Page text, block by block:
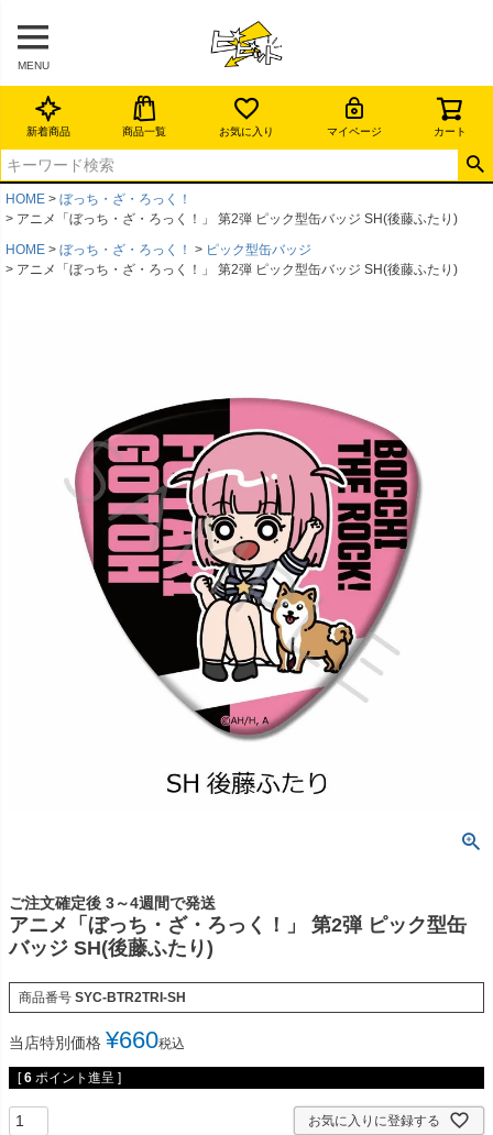
MENU
新着商品 商品一覧 お気に入り マイページ カート
HOME
ぼっち・ざ・ろっく！
アニメ「ぼっち・ざ・ろっく！」 第2弾 ピック型缶バッジ SH(後藤ふたり)
HOME
ぼっち・ざ・ろっく！
ピック型缶バッジ
アニメ「ぼっち・ざ・ろっく！」 第2弾 ピック型缶バッジ SH(後藤ふたり)
ご注文確定後 3～4週間で発送
アニメ「ぼっち・ざ・ろっく！」 第2弾 ピック型缶
バッジ SH(後藤ふたり)
商品番号 SYC-BTR2TRI-SH
当店特別価格 ¥660税込
[ 6 ポイント進呈 ]
お気に入りに登録する